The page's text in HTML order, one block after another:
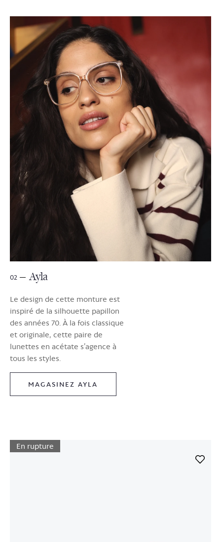
02 Ayla
Le design de cette monture est
inspiré de la silhouette papillon
des années 70. À la fois classique
et originale, cette paire de
lunettes en acétate s’agence à
tous les styles.
MAGASINEZ AYLA
En rupture